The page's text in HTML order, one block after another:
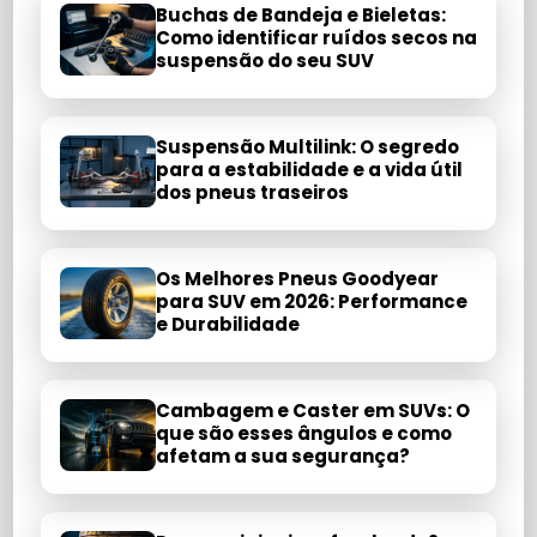
Buchas de Bandeja e Bieletas:
Como identificar ruídos secos na
suspensão do seu SUV
Suspensão Multilink: O segredo
para a estabilidade e a vida útil
dos pneus traseiros
Os Melhores Pneus Goodyear
para SUV em 2026: Performance
e Durabilidade
Cambagem e Caster em SUVs: O
que são esses ângulos e como
afetam a sua segurança?